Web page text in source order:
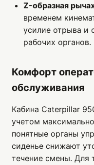
Z-образная
временем
усилие отрыва и
рабочих органов.
Комфорт
обслуживания
Кабина Caterpillar
учетом
понятные органы
сиденье снижают
течение смены. Для